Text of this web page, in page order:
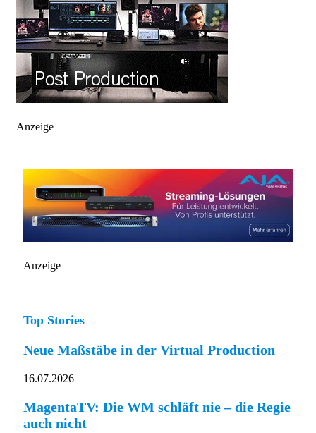
Anzeige
Anzeige
Top Stories
Neue Maßstäbe in der Virtual Production
16.07.2026
MagentaTV: Die WM schläft nie – die Regie
auch nicht